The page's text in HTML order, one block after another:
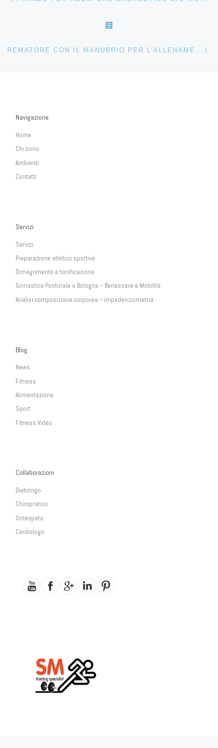
Navigazione
Home
Chi sono
Ambienti
Contatti
Servizi
Servizi
Preparazione atletico sportiva
Dimagrimento e tonificazione
Ginnastica Posturale a Bologna – Benessere e Mobilità
Analisi composizione corporea – impedenziometria
Blog
News
Fitness
Alimentazione
Sport
Fitness Video
Collaborazioni
Dietologo
Chiropratico
Osteopata
Cardiologo